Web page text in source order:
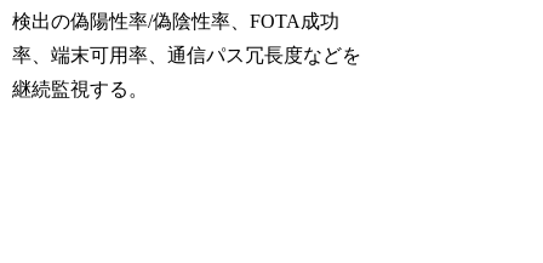
検出の偽陽性率/偽陰性率、FOTA成功
率、端末可用率、通信パス冗長度などを
継続監視する。